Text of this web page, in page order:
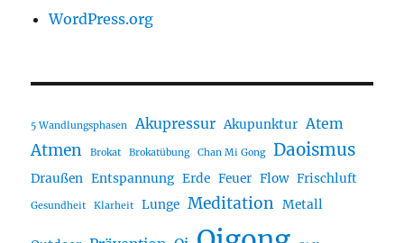
WordPress.org
5 Wandlungsphasen Akupressur Akupunktur Atem
Atmen Brokat Brokatübung Chan Mi Gong Daoismus
Draußen Entspannung Erde Feuer Flow Frischluft
Gesundheit Klarheit Lunge Meditation Metall